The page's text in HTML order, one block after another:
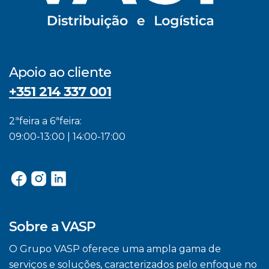
Apoio ao cliente
+351 214 337 001
2ªfeira a 6ªfeira:
09:00-13:00 | 14:00-17:00
Sobre a VASP
O Grupo VASP oferece uma ampla gama de
serviços e soluções, caracterizados pelo enfoque no